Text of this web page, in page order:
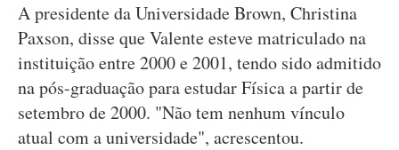
A presidente da Universidade Brown, Christina
Paxson, disse que Valente esteve matriculado na
instituição entre 2000 e 2001, tendo sido admitido
na pós-graduação para estudar Física a partir de
setembro de 2000. "Não tem nenhum vínculo
atual com a universidade", acrescentou.